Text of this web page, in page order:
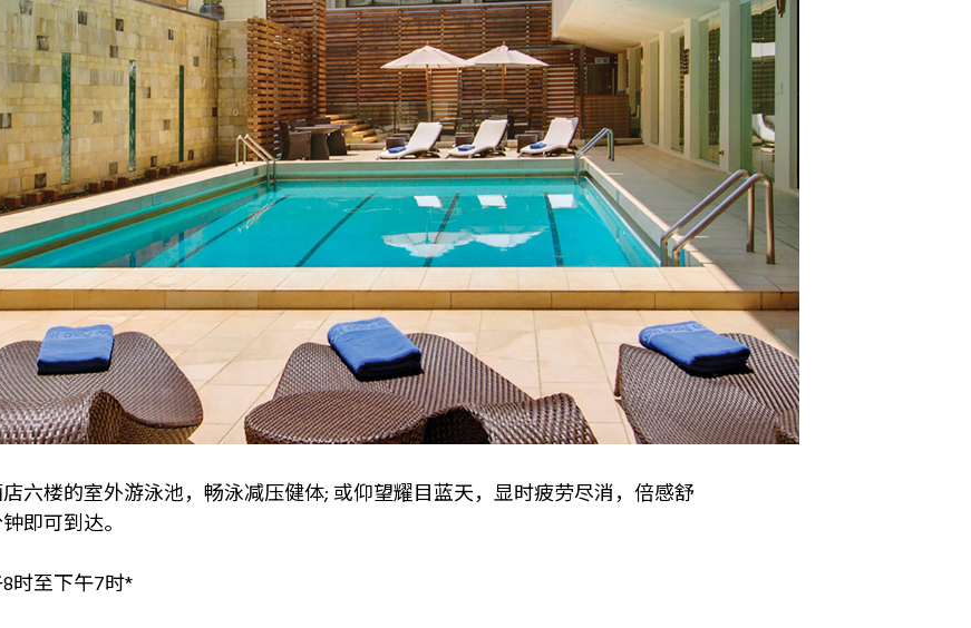
六楼的室外游泳池，畅泳减压健体; 或仰望耀目蓝天，显时疲劳尽消，倍感舒
即可到达。
时至下午7时*